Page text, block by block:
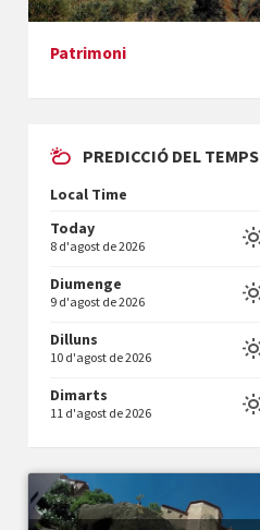
mare&quot;, d'Emma Zafon
Vermuts a la Font. Hit parit
Patrimoni
PREDICCIÓ DEL TEMPS
Local Time
Today
8 d'agost de 2026
Diumenge
9 d'agost de 2026
Dilluns
10 d'agost de 2026
Dimarts
11 d'agost de 2026